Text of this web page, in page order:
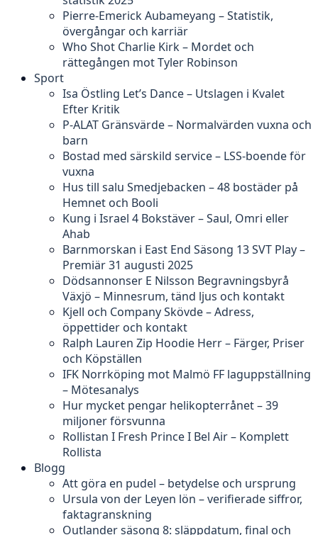
Pierre-Emerick Aubameyang – Statistik,
övergångar och karriär
Who Shot Charlie Kirk – Mordet och
rättegången mot Tyler Robinson
Sport
Isa Östling Let’s Dance – Utslagen i Kvalet
Efter Kritik
P-ALAT Gränsvärde – Normalvärden vuxna och
barn
Bostad med särskild service – LSS-boende för
vuxna
Hus till salu Smedjebacken – 48 bostäder på
Hemnet och Booli
Kung i Israel 4 Bokstäver – Saul, Omri eller
Ahab
Barnmorskan i East End Säsong 13 SVT Play –
Premiär 31 augusti 2025
Dödsannonser E Nilsson Begravningsbyrå
Växjö – Minnesrum, tänd ljus och kontakt
Kjell och Company Skövde – Adress,
öppettider och kontakt
Ralph Lauren Zip Hoodie Herr – Färger, Priser
och Köpställen
IFK Norrköping mot Malmö FF laguppställning
– Mötesanalys
Hur mycket pengar helikopterrånet – 39
miljoner försvunna
Rollistan I Fresh Prince I Bel Air – Komplett
Rollista
Blogg
Att göra en pudel – betydelse och ursprung
Ursula von der Leyen lön – verifierade siffror,
faktagranskning
Outlander säsong 8: släppdatum, final och